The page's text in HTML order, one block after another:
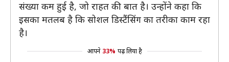
संख्या कम हुई है, जो राहत की बात है। उन्होंने कहा कि
इसका मतलब है कि सोशल डिस्टैंसिंग का तरीका काम रहा
है।
आपने 33% पढ़ लिया है